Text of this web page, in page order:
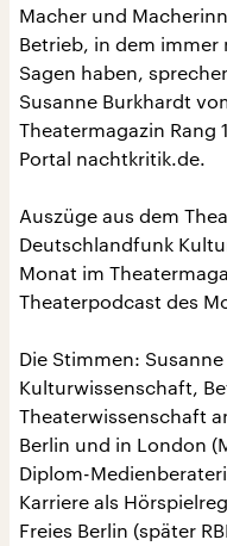
Macher und
Betrieb, in dem immer
Sagen haben,
Susanne Burkhardt
Theatermagazin Rang
Portal nachtkritik.de.
Auszüge aus dem
Deutschlandfunk
Monat im
Theaterpodcast des
Die Stimmen:
Kulturwissenschaft,
Theaterwissenschaft
Berlin und in London
Diplom-
Karriere als
Freies Berlin (später